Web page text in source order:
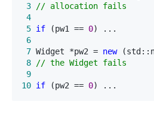
3
// allocation fails
4
5 if (pw1 == 0)
6
7 Widget *pw2 = new
8
// the Widget fails
9
10 if (pw2 == 0)